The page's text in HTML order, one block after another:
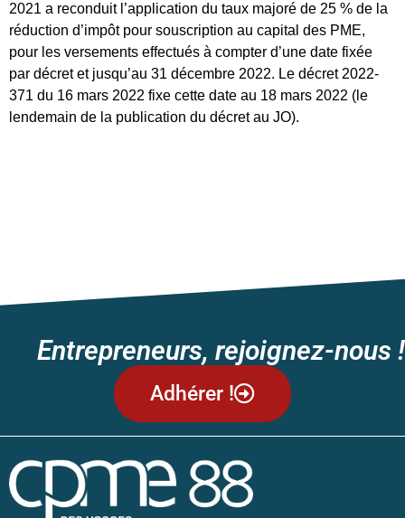
2021 a reconduit l’application du taux majoré de 25 % de la
réduction d’impôt pour souscription au capital des PME,
pour les versements effectués à compter d’une date fixée
par décret et jusqu’au 31 décembre 2022. Le décret 2022-
371 du 16 mars 2022 fixe cette date au 18 mars 2022 (le
lendemain de la publication du décret au JO).
Entrepreneurs, rejoignez-nous !
Adhérer !